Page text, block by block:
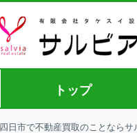
トップ
四日市で不動産買取のことならサ